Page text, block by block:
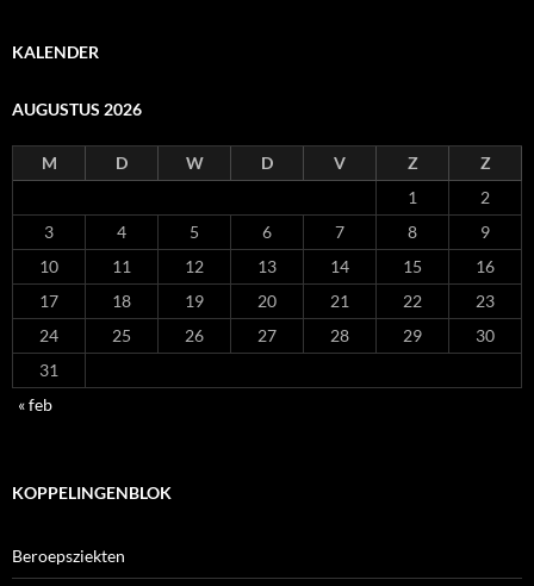
KALENDER
AUGUSTUS 2026
M D W D V Z
Z
1
2
3
4 5 6 7 8
9
10
11 12 13 14 15
16
17
18 19 20 21 22
23
24
25 26 27 28 29
30
31
« feb
KOPPELINGENBLOK
Beroepsziekten